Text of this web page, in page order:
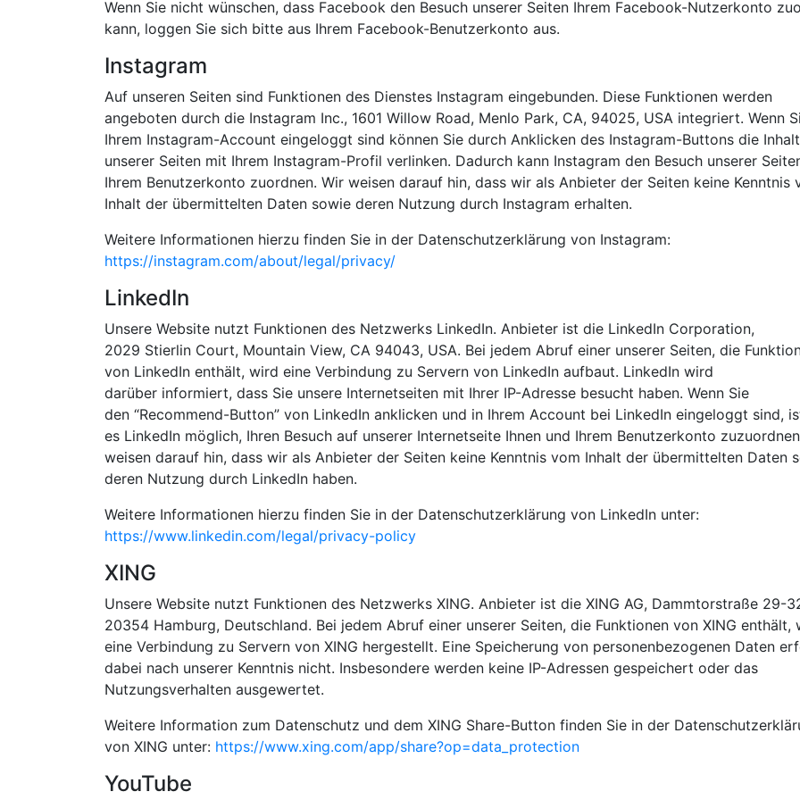
Wenn Sie nicht wünschen, dass Facebook den Besuch unserer Seiten Ihrem Facebook-Nutzerkonto
kann, loggen Sie sich bitte aus Ihrem Facebook-Benutzerkonto aus.
Instagram
Auf unseren Seiten sind Funktionen des Dienstes Instagram eingebunden. Diese Funktionen werden
angeboten durch die Instagram Inc., 1601 Willow Road, Menlo Park, CA, 94025, USA integriert. Wenn
Ihrem Instagram-Account eingeloggt sind können Sie durch Anklicken des Instagram-Buttons die
unserer Seiten mit Ihrem Instagram-Profil verlinken. Dadurch kann Instagram den Besuch unserer
Ihrem Benutzerkonto zuordnen. Wir weisen darauf hin, dass wir als Anbieter der Seiten keine Kenntnis
Inhalt der übermittelten Daten sowie deren Nutzung durch Instagram erhalten.
Weitere Informationen hierzu finden Sie in der Datenschutzerklärung von Instagram:
https://instagram.com/about/legal/privacy/
LinkedIn
Unsere Website nutzt Funktionen des Netzwerks LinkedIn. Anbieter ist die LinkedIn Corporation,
2029 Stierlin Court, Mountain View, CA 94043, USA. Bei jedem Abruf einer unserer Seiten, die
von LinkedIn enthält, wird eine Verbindung zu Servern von LinkedIn aufbaut. LinkedIn wird
darüber informiert, dass Sie unsere Internetseiten mit Ihrer IP-Adresse besucht haben. Wenn Sie
den “Recommend-Button” von LinkedIn anklicken und in Ihrem Account bei LinkedIn eingeloggt sind,
es LinkedIn möglich, Ihren Besuch auf unserer Internetseite Ihnen und Ihrem Benutzerkonto
weisen darauf hin, dass wir als Anbieter der Seiten keine Kenntnis vom Inhalt der übermittelten Daten
deren Nutzung durch LinkedIn haben.
Weitere Informationen hierzu finden Sie in der Datenschutzerklärung von LinkedIn unter:
https://www.linkedin.com/legal/privacy-policy
XING
Unsere Website nutzt Funktionen des Netzwerks XING. Anbieter ist die XING AG, Dammtorstraße 29-
20354 Hamburg, Deutschland. Bei jedem Abruf einer unserer Seiten, die Funktionen von XING enthält,
eine Verbindung zu Servern von XING hergestellt. Eine Speicherung von personenbezogenen Daten
dabei nach unserer Kenntnis nicht. Insbesondere werden keine IP-Adressen gespeichert oder das
Nutzungsverhalten ausgewertet.
Weitere Information zum Datenschutz und dem XING Share-Button finden Sie in der
von XING unter: https://www.xing.com/app/share?op=data_protection
YouTube